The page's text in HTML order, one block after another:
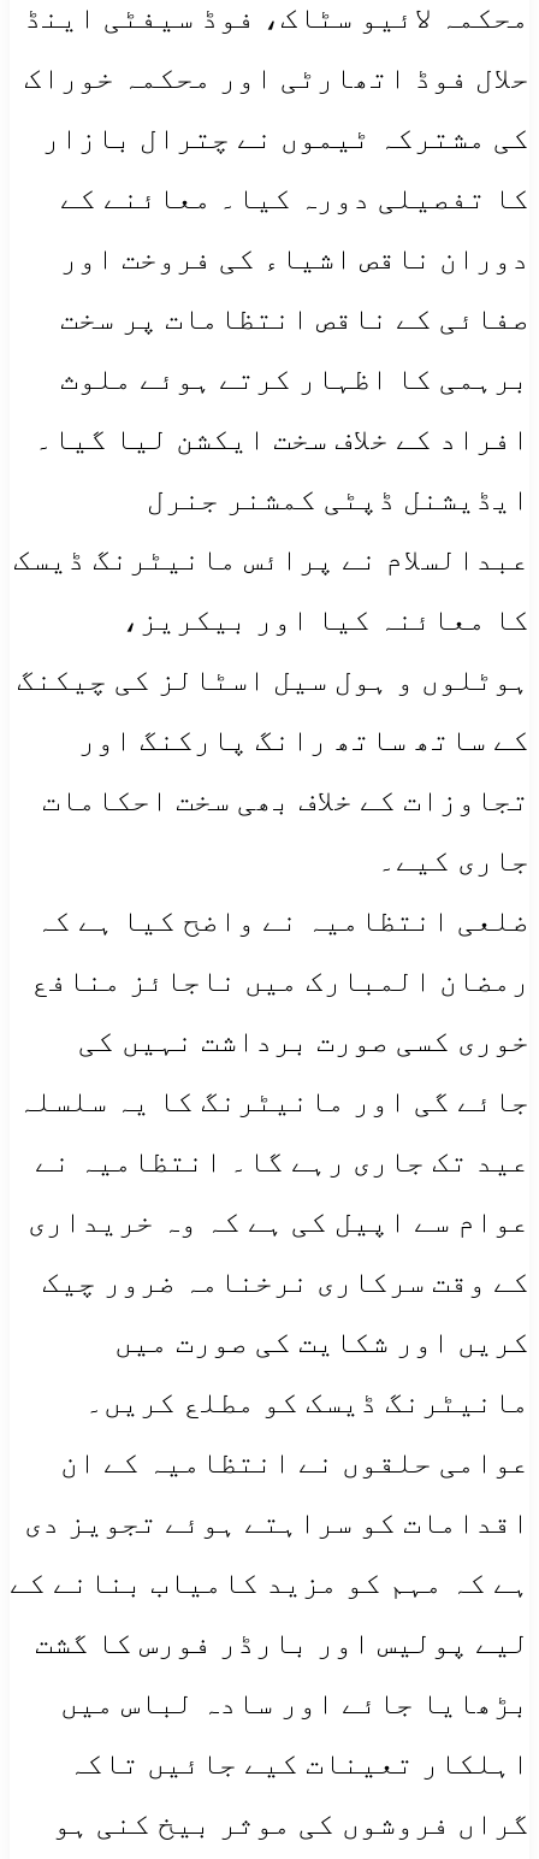
​​محکمہ لائیو سٹاک، فوڈ سیفٹی اینڈ
حلال فوڈ اتھارٹی اور محکمہ خوراک
کی مشترکہ ٹیموں نے چترال بازار
کا تفصیلی دورہ کیا۔ معائنے کے
دوران ناقص اشیاء کی فروخت اور
صفائی کے ناقص انتظامات پر سخت
برہمی کا اظہار کرتے ہوئے ملوث
افراد کے خلاف سخت ایکشن لیا گیا۔
​ایڈیشنل ڈپٹی کمشنر جنرل
عبدالسلام نے پرائس مانیٹرنگ ڈیسک
کا معائنہ کیا اور بیکریز،
ہوٹلوں و ہول سیل اسٹالز کی چیکنگ
کے ساتھ ساتھ رانگ پارکنگ اور
تجاوزات کے خلاف بھی سخت احکامات
جاری کیے۔
​​ضلعی انتظامیہ نے واضح کیا ہے کہ
رمضان المبارک میں ناجائز منافع
خوری کسی صورت برداشت نہیں کی
جائے گی اور مانیٹرنگ کا یہ سلسلہ
عید تک جاری رہے گا۔ انتظامیہ نے
عوام سے اپیل کی ہے کہ وہ خریداری
کے وقت سرکاری نرخنامہ ضرور چیک
کریں اور شکایت کی صورت میں
مانیٹرنگ ڈیسک کو مطلع کریں۔
​عوامی حلقوں نے انتظامیہ کے ان
اقدامات کو سراہتے ہوئے تجویز دی
ہے کہ مہم کو مزید کامیاب بنانے کے
لیے پولیس اور بارڈر فورس کا گشت
بڑھایا جائے اور سادہ لباس میں
اہلکار تعینات کیے جائیں تاکہ
گراں فروشوں کی موثر بیخ کنی ہو